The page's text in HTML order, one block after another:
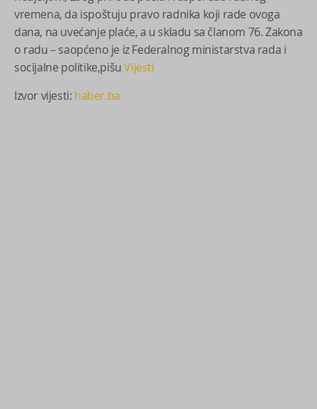
vremena, da ispoštuju pravo radnika koji rade ovoga
dana, na uvećanje plaće, a u skladu sa članom 76. Zakona
o radu – saopćeno je iz Federalnog ministarstva rada i
socijalne politike,pišuVijesti
Izvor vijesti: haber.ba